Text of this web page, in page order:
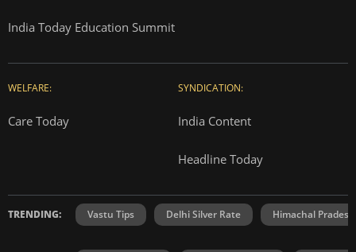
India Today Education Summit
WELFARE:
Care Today
SYNDICATION:
India Content
Headline Today
TRENDING: Vastu Tips Delhi Silver Rate Himachal